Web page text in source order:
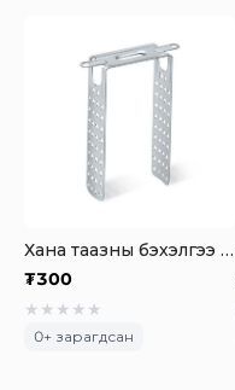
Хана таазны бэхэлгээ төмөр
₮300
★ ★ ★ ★ ★
0+ зарагдсан